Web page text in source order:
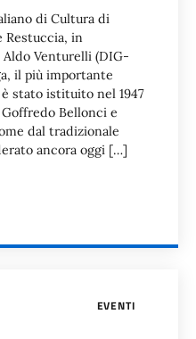
di Cultura di
Restuccia, in
Venturelli (DIG-
il più importante
stato istituito nel 1947
Bellonci e
dal tradizionale
ancora oggi […]
EVENTI